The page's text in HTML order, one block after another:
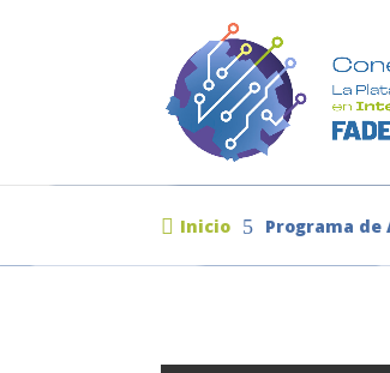
 Inicio 5 Programa de